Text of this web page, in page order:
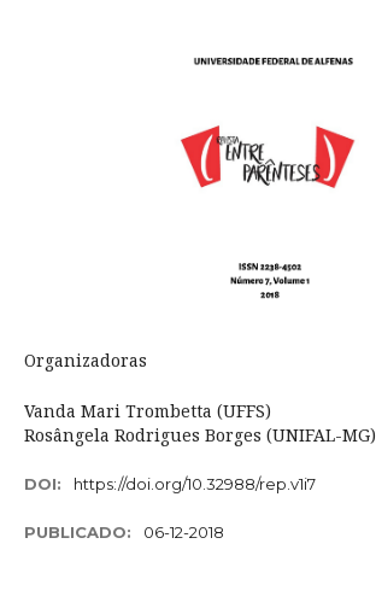
Organizadoras
Vanda Mari Trombetta (UFFS)
Rosângela Rodrigues Borges (UNIFAL-MG)
DOI: https://doi.org/10.32988/rep.v1i7
PUBLICADO: 06-12-2018